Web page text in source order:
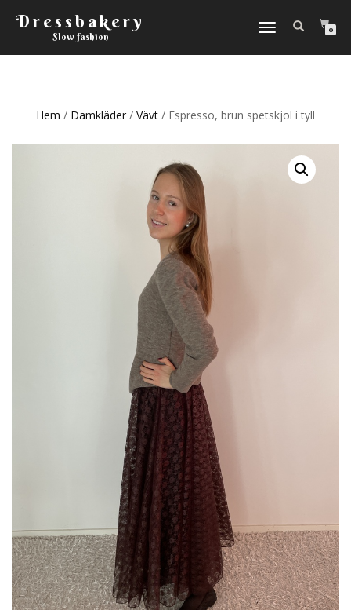
Dressbakery
Slow fashion
Slå
navigering
0
Hem / Damkläder / Vävt / Espresso, brun spetskjol i tyll